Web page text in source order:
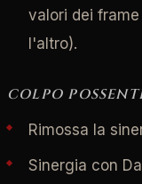
valori dei
l'altro).
COLPO
Rimossa la
Sinergia con